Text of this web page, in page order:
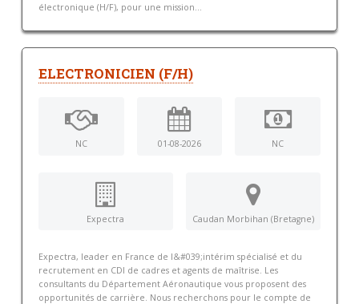
électronique (H/F), pour une mission...
ELECTRONICIEN (F/H)
NC 01-08-2026 NC
Expectra Caudan Morbihan (Bretagne)
Expectra, leader en France de l&#039;intérim spécialisé et du
recrutement en CDI de cadres et agents de maîtrise. Les
consultants du Département Aéronautique vous proposent des
opportunités de carrière. Nous recherchons pour le compte de